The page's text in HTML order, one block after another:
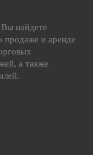
найдете
продаже и аренде
а также